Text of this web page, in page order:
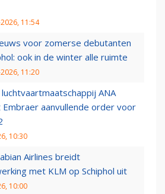
11:54
voor zomerse debutanten
ook in de winter alle ruimte
11:20
luchtvaartmaatschappij ANA
aanvullende order voor
10:30
Airlines breidt
met KLM op Schiphol uit
10:00